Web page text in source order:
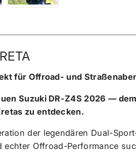
für Offroad- und
Suzuki DR-Z4S 2026 —
zu entdecken.
der legendären Dual-
Offroad-Performance